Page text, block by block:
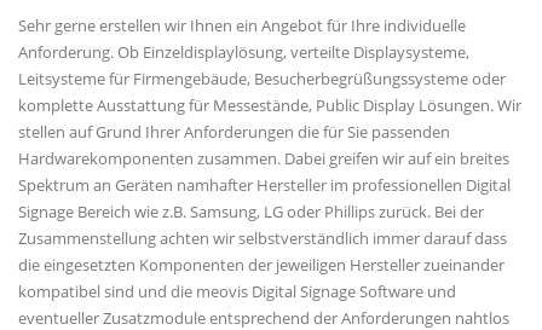
Sehr gerne erstellen wir Ihnen ein Angebot für Ihre individuelle
Anforderung. Ob Einzeldisplaylösung, verteilte Displaysysteme,
Leitsysteme für Firmengebäude, Besucherbegrüßungssysteme oder
komplette Ausstattung für Messestände, Public Display Lösungen. Wir
stellen auf Grund Ihrer Anforderungen die für Sie passenden
Hardwarekomponenten zusammen. Dabei greifen wir auf ein breites
Spektrum an Geräten namhafter Hersteller im professionellen Digital
Signage Bereich wie z.B. Samsung, LG oder Phillips zurück. Bei der
Zusammenstellung achten wir selbstverständlich immer darauf dass
die eingesetzten Komponenten der jeweiligen Hersteller zueinander
kompatibel sind und die meovis Digital Signage Software und
eventueller Zusatzmodule entsprechend der Anforderungen nahtlos